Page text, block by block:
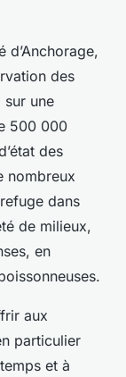
d’Anchorage,
des
sur une
500 000
des
nombreux
dans
de milieux,
en
aux
particulier
et à